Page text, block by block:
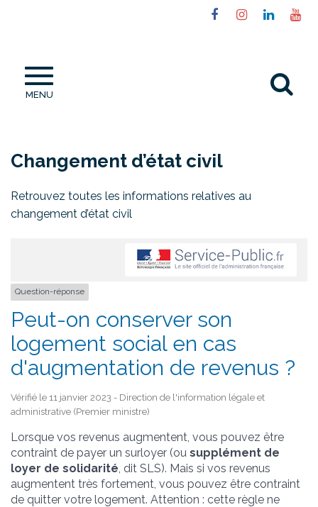
Lien
Facebook
Lien
Instagram
Lien
MENU
Changement d’état civil
Retrouvez toutes les informations relatives au
changement d’état civil
Question-réponse
Peut-on conserver son
logement social en cas
d'augmentation de revenus ?
Vérifié le 11 janvier 2023 - Direction de l'information légale et
administrative (Premier ministre)
Lorsque vos revenus augmentent, vous pouvez être
contraint de payer un surloyer (ou supplément de
loyer de solidarité, dit SLS). Mais si vos revenus
augmentent très fortement, vous pouvez être contraint
de quitter votre logement. Attention : cette règle ne